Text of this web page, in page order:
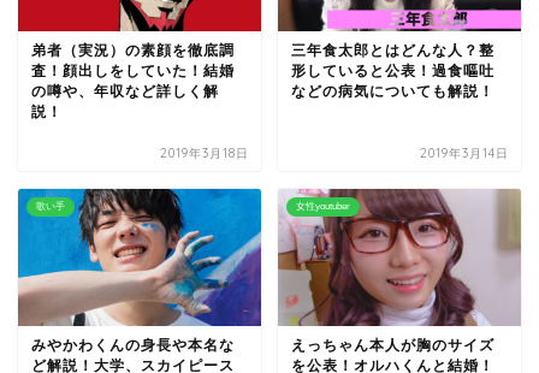
弟者（実況）の素顔を徹底調
査！顔出しをしていた！結婚
の噂や、年収など詳しく解
説！
2019年3月18日
三年食太郎とはどんな人？整
形していると公表！過食嘔吐
などの病気についても解説！
2019年3月14日
歌い手
みやかわくんの身長や本名な
ど解説！大学、スカイピース
女性youtuber
えっちゃん本人が胸のサイズ
を公表！オルハくんと結婚！